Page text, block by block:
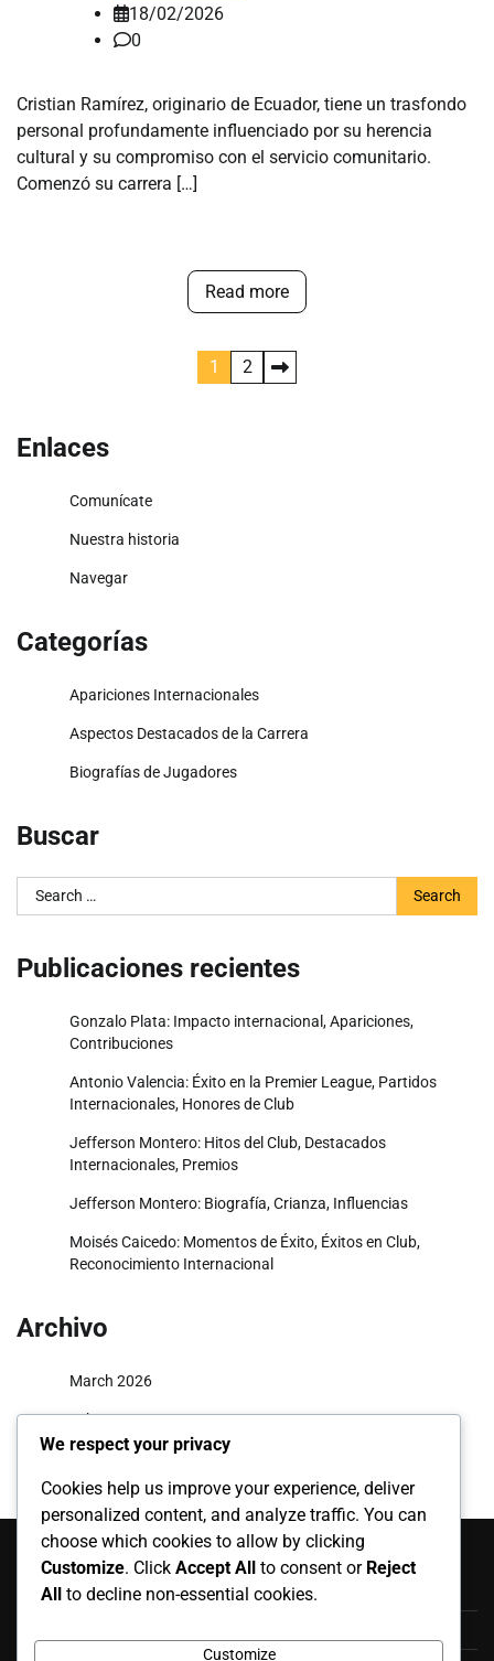
18/02/2026
0
Cristian Ramírez, originario de Ecuador, tiene un trasfondo
personal profundamente influenciado por su herencia
cultural y su compromiso con el servicio comunitario.
Comenzó su carrera […]
Read more
1 2
Enlaces
Comunícate
Nuestra historia
Navegar
Categorías
Apariciones Internacionales
Aspectos Destacados de la Carrera
Biografías de Jugadores
Buscar
Search
for:
Publicaciones recientes
Gonzalo Plata: Impacto internacional, Apariciones,
Contribuciones
Antonio Valencia: Éxito en la Premier League, Partidos
Internacionales, Honores de Club
Jefferson Montero: Hitos del Club, Destacados
Internacionales, Premios
Jefferson Montero: Biografía, Crianza, Influencias
Moisés Caicedo: Momentos de Éxito, Éxitos en Club,
Reconocimiento Internacional
Archivo
March 2026
February 2026
Categorías
Apariciones Internacionales
We respect your privacy
Cookies help us improve your experience, deliver
personalized content, and analyze traffic. You can
choose which cookies to allow by clicking
Customize. Click Accept All to consent or Reject
All to decline non-essential cookies.
Customize